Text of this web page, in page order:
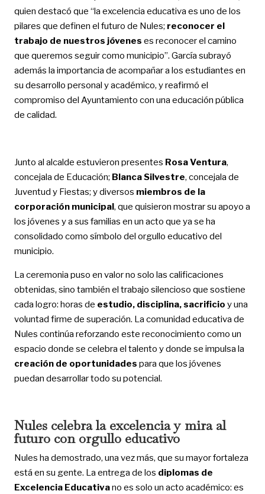
quien destacó que “la excelencia educativa es uno de los
pilares que definen el futuro de Nules; reconocer el
trabajo de nuestros jóvenes es reconocer el camino
que queremos seguir como municipio”. García subrayó
además la importancia de acompañar a los estudiantes en
su desarrollo personal y académico, y reafirmó el
compromiso del Ayuntamiento con una educación pública
de calidad.
Junto al alcalde estuvieron presentes Rosa Ventura,
concejala de Educación; Blanca Silvestre, concejala de
Juventud y Fiestas; y diversos miembros de la
corporación municipal, que quisieron mostrar su apoyo a
los jóvenes y a sus familias en un acto que ya se ha
consolidado como símbolo del orgullo educativo del
municipio.
La ceremonia puso en valor no solo las calificaciones
obtenidas, sino también el trabajo silencioso que sostiene
cada logro: horas de estudio, disciplina, sacrificio y una
voluntad firme de superación. La comunidad educativa de
Nules continúa reforzando este reconocimiento como un
espacio donde se celebra el talento y donde se impulsa la
creación de oportunidades para que los jóvenes
puedan desarrollar todo su potencial.
Nules celebra la excelencia y mira al
futuro con orgullo educativo
Nules ha demostrado, una vez más, que su mayor fortaleza
está en su gente. La entrega de los diplomas de
Excelencia Educativano es solo un acto académico: es